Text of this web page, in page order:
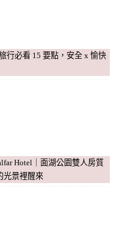
行必看 15 要點，安全 x 愉快
Hotel｜面湖公園雙人房質
光景裡醒來